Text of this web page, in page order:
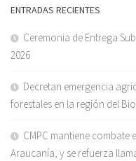
ENTRADAS RECIENTES
Ceremonia de Entrega
2026
Decretan emergencia
forestales en la región del
CMPC mantiene combate
Araucanía, y se refuerza